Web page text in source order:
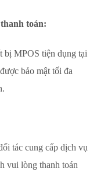
toán:
bị MPOS tiện dụng tại
bảo mật tối đa
tác cung cấp dịch vụ
vui lòng thanh toán